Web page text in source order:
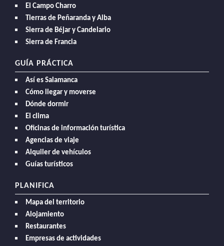
El Campo Charro
Tierras de Peñaranda y Alba
Sierra de Béjar y Candelario
Sierra de Francia
GUÍA PRÁCTICA
Así es Salamanca
Cómo llegar y moverse
Dónde dormir
El clima
Oficinas de información turística
Agencias de viaje
Alquiler de vehículos
Guías turísticos
PLANIFICA
Mapa del territorio
Alojamiento
Restaurantes
Empresas de actividades